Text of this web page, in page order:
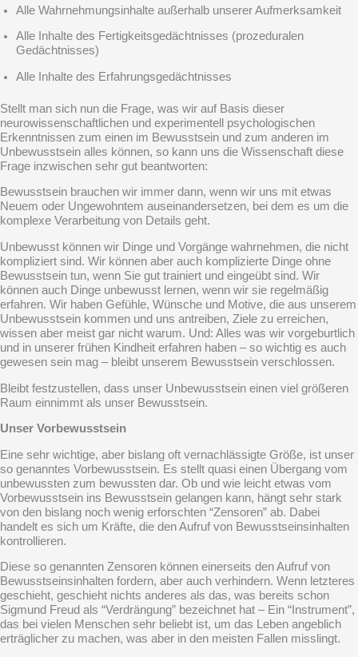
Alle Wahrnehmungsinhalte außerhalb unserer Aufmerksamkeit
Alle Inhalte des Fertigkeitsgedächtnisses (prozeduralen
Gedächtnisses)
Alle Inhalte des Erfahrungsgedächtnisses
Stellt man sich nun die Frage, was wir auf Basis dieser
neurowissenschaftlichen und experimentell psychologischen
Erkenntnissen zum einen im Bewusstsein und zum anderen im
Unbewusstsein alles können, so kann uns die Wissenschaft diese
Frage inzwischen sehr gut beantworten:
Bewusstsein brauchen wir immer dann, wenn wir uns mit etwas
Neuem oder Ungewohntem auseinandersetzen, bei dem es um die
komplexe Verarbeitung von Details geht.
Unbewusst können wir Dinge und Vorgänge wahrnehmen, die nicht
kompliziert sind. Wir können aber auch komplizierte Dinge ohne
Bewusstsein tun, wenn Sie gut trainiert und eingeübt sind. Wir
können auch Dinge unbewusst lernen, wenn wir sie regelmäßig
erfahren. Wir haben Gefühle, Wünsche und Motive, die aus unserem
Unbewusstsein kommen und uns antreiben, Ziele zu erreichen,
wissen aber meist gar nicht warum. Und: Alles was wir vorgeburtlich
und in unserer frühen Kindheit erfahren haben – so wichtig es auch
gewesen sein mag – bleibt unserem Bewusstsein verschlossen.
Bleibt festzustellen, dass unser Unbewusstsein einen viel größeren
Raum einnimmt als unser Bewusstsein.
Unser Vorbewusstsein
Eine sehr wichtige, aber bislang oft vernachlässigte Größe, ist unser
so genanntes Vorbewusstsein. Es stellt quasi einen Übergang vom
unbewussten zum bewussten dar. Ob und wie leicht etwas vom
Vorbewusstsein ins Bewusstsein gelangen kann, hängt sehr stark
von den bislang noch wenig erforschten “Zensoren” ab. Dabei
handelt es sich um Kräfte, die den Aufruf von Bewusstseinsinhalten
kontrollieren.
Diese so genannten Zensoren können einerseits den Aufruf von
Bewusstseinsinhalten fordern, aber auch verhindern. Wenn letzteres
geschieht, geschieht nichts anderes als das, was bereits schon
Sigmund Freud als “Verdrängung” bezeichnet hat – Ein “Instrument”,
das bei vielen Menschen sehr beliebt ist, um das Leben angeblich
erträglicher zu machen, was aber in den meisten Fallen misslingt.